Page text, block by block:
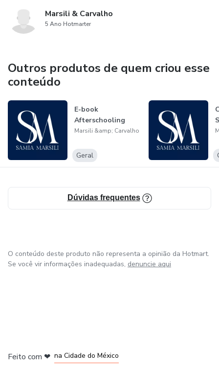
Marsili & Carvalho
5 Ano Hotmarter
Outros produtos de quem criou esse
conteúdo
E-book
Afterschooling
Marsili &amp; Carvalho
Geral
Dúvidas frequentes
O conteúdo deste produto não representa a opinião da Hotmart.
Se você vir informações inadequadas, denuncie aqui
Feito com ❤ na Cidade do México